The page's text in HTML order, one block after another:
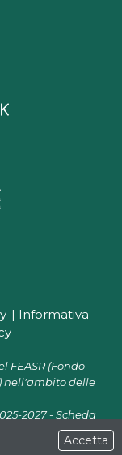
Informativa
FEASR (Fondo
nell'ambito delle
2027 - Scheda
per la diffusione e il
Accetta